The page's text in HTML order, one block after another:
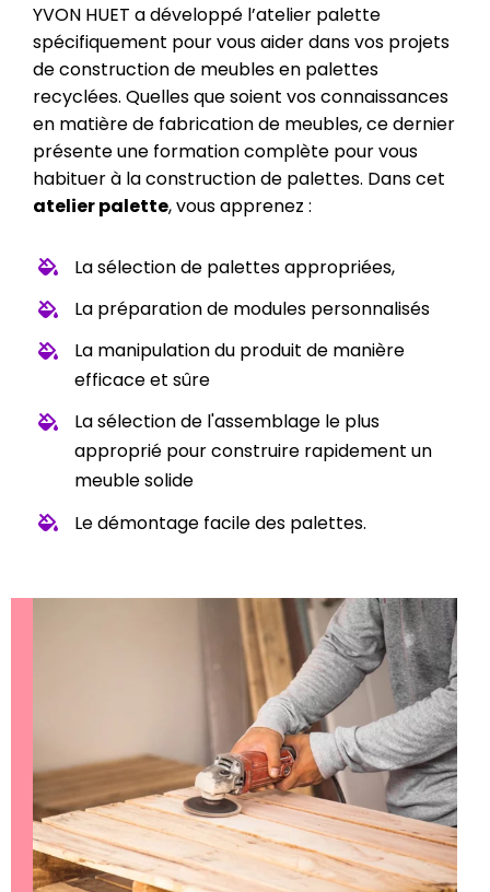
YVON HUET a développé l’atelier palette
spécifiquement pour vous aider dans vos projets
de construction de meubles en palettes
recyclées. Quelles que soient vos connaissances
en matière de fabrication de meubles, ce dernier
présente une formation complète pour vous
habituer à la construction de palettes. Dans cet
atelier palette, vous apprenez :
La sélection de palettes appropriées,
La préparation de modules personnalisés
La manipulation du produit de manière
efficace et sûre
La sélection de l'assemblage le plus
approprié pour construire rapidement un
meuble solide
Le démontage facile des palettes.